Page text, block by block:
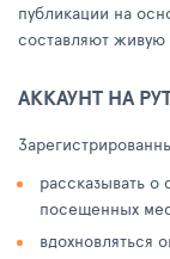
публикации на
составляют живую
АККАУНТ НА
рассказывать о
посещенных
вдохновляться